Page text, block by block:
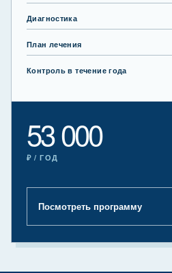
Диагностика
План лечения
Контроль в течение года
53 000
₽ / ГОД
Посмотреть программу